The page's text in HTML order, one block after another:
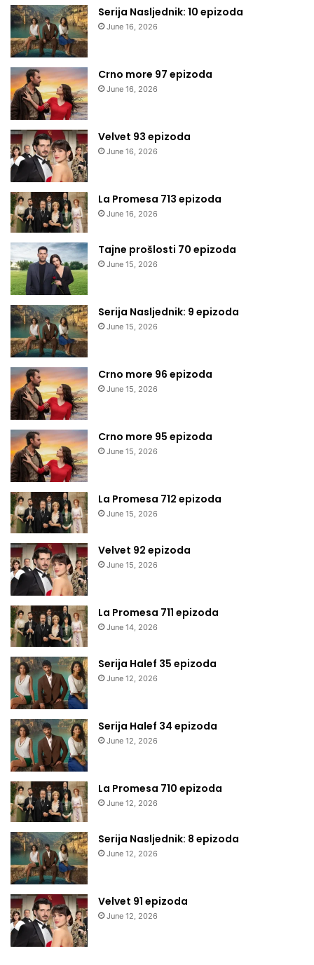
Serija Nasljednik: 10 epizoda
June 16, 2026
Crno more 97 epizoda
June 16, 2026
Velvet 93 epizoda
June 16, 2026
La Promesa 713 epizoda
June 16, 2026
Tajne prošlosti 70 epizoda
June 15, 2026
Serija Nasljednik: 9 epizoda
June 15, 2026
Crno more 96 epizoda
June 15, 2026
Crno more 95 epizoda
June 15, 2026
La Promesa 712 epizoda
June 15, 2026
Velvet 92 epizoda
June 15, 2026
La Promesa 711 epizoda
June 14, 2026
Serija Halef 35 epizoda
June 12, 2026
Serija Halef 34 epizoda
June 12, 2026
La Promesa 710 epizoda
June 12, 2026
Serija Nasljednik: 8 epizoda
June 12, 2026
Velvet 91 epizoda
June 12, 2026